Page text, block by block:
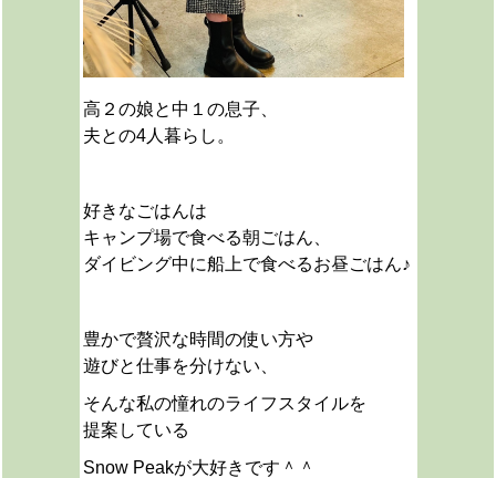
高２の娘と中１の息子、
夫との4人暮らし。
好きなごはんは
キャンプ場で食べる朝ごはん、
ダイビング中に船上で食べるお昼ごはん♪
豊かで贅沢な時間の使い方や
遊びと仕事を分けない、
そんな私の憧れのライフスタイルを
提案している
Snow Peakが大好きです＾＾